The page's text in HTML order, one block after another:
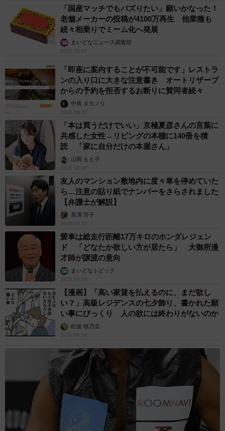
「国産マッチでもバズりたい」願いかなった！
老舗メーカーの投稿が4100万再生 他業種も
続々相乗りでミーム化へ発展
まいどなニュース調査部
2026.08.07
「即座に案内することが不可能です」レストラ
ンの入り口に大きな注意書き オートリザーブ
からの予約を拒否するお断りに賛同者続々
中将 タカノリ
2026.08.07
「本は買うだけでいい」京極夏彦さんの言葉に
共感した女性→リビングの本棚に140冊を積
読 「家に自分だけの本屋さん」
山岡 もと子
2026.08.07
友人のマンション敷地内に度々車を停めていた
ら…注意の貼り紙でナンバーをさらされました
【弁護士が解説】
長澤 芳子
2026.08.07
愛車は総走行距離17万キロのホンダレジェン
ド 「どなたか欲しい方が居たら」 大御所漫
才師が譲渡の意向
まいどなトピック
2026.08.06
【漫画】「高い家賃を払えるのに、まだ欲し
い？」高級レジデンスの七夕飾り、書かれた願
い事にびっくり 人の欲には終わりがないのか
松波 穂乃圭
2026.08.06